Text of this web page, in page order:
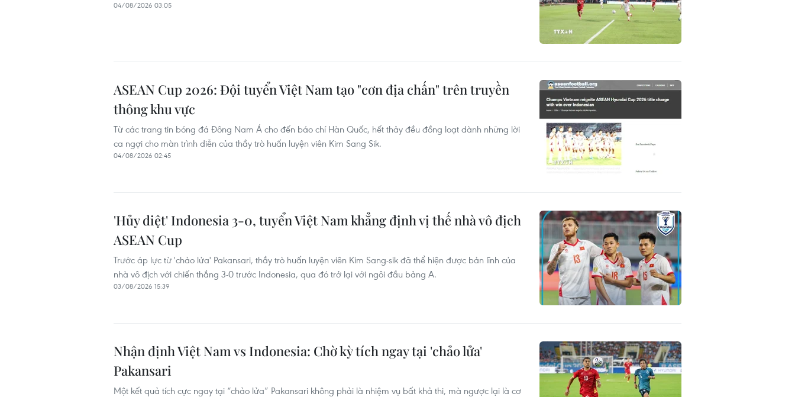
04/08/2026 03:05
ASEAN Cup 2026: Đội tuyển Việt Nam tạo "cơn địa chấn" trên truyền
thông khu vực
Từ các trang tin bóng đá Đông Nam Á cho đến báo chí Hàn Quốc, hết thảy đều đồng loạt dành những lời
ca ngợi cho màn trình diễn của thầy trò huấn luyện viên Kim Sang Sik.
04/08/2026 02:45
'Hủy diệt' Indonesia 3-0, tuyển Việt Nam khẳng định vị thế nhà vô địch
ASEAN Cup
Trước áp lực từ 'chảo lửa' Pakansari, thầy trò huấn luyện viên Kim Sang-sik đã thể hiện được bản lĩnh của
nhà vô địch với chiến thắng 3-0 trước Indonesia, qua đó trở lại với ngôi đầu bảng A.
03/08/2026 15:39
Nhận định Việt Nam vs Indonesia: Chờ kỳ tích ngay tại 'chảo lửa'
Pakansari
Một kết quả tích cực ngay tại “chảo lửa” Pakansari không phải là nhiệm vụ bất khả thi, mà ngược lại là cơ